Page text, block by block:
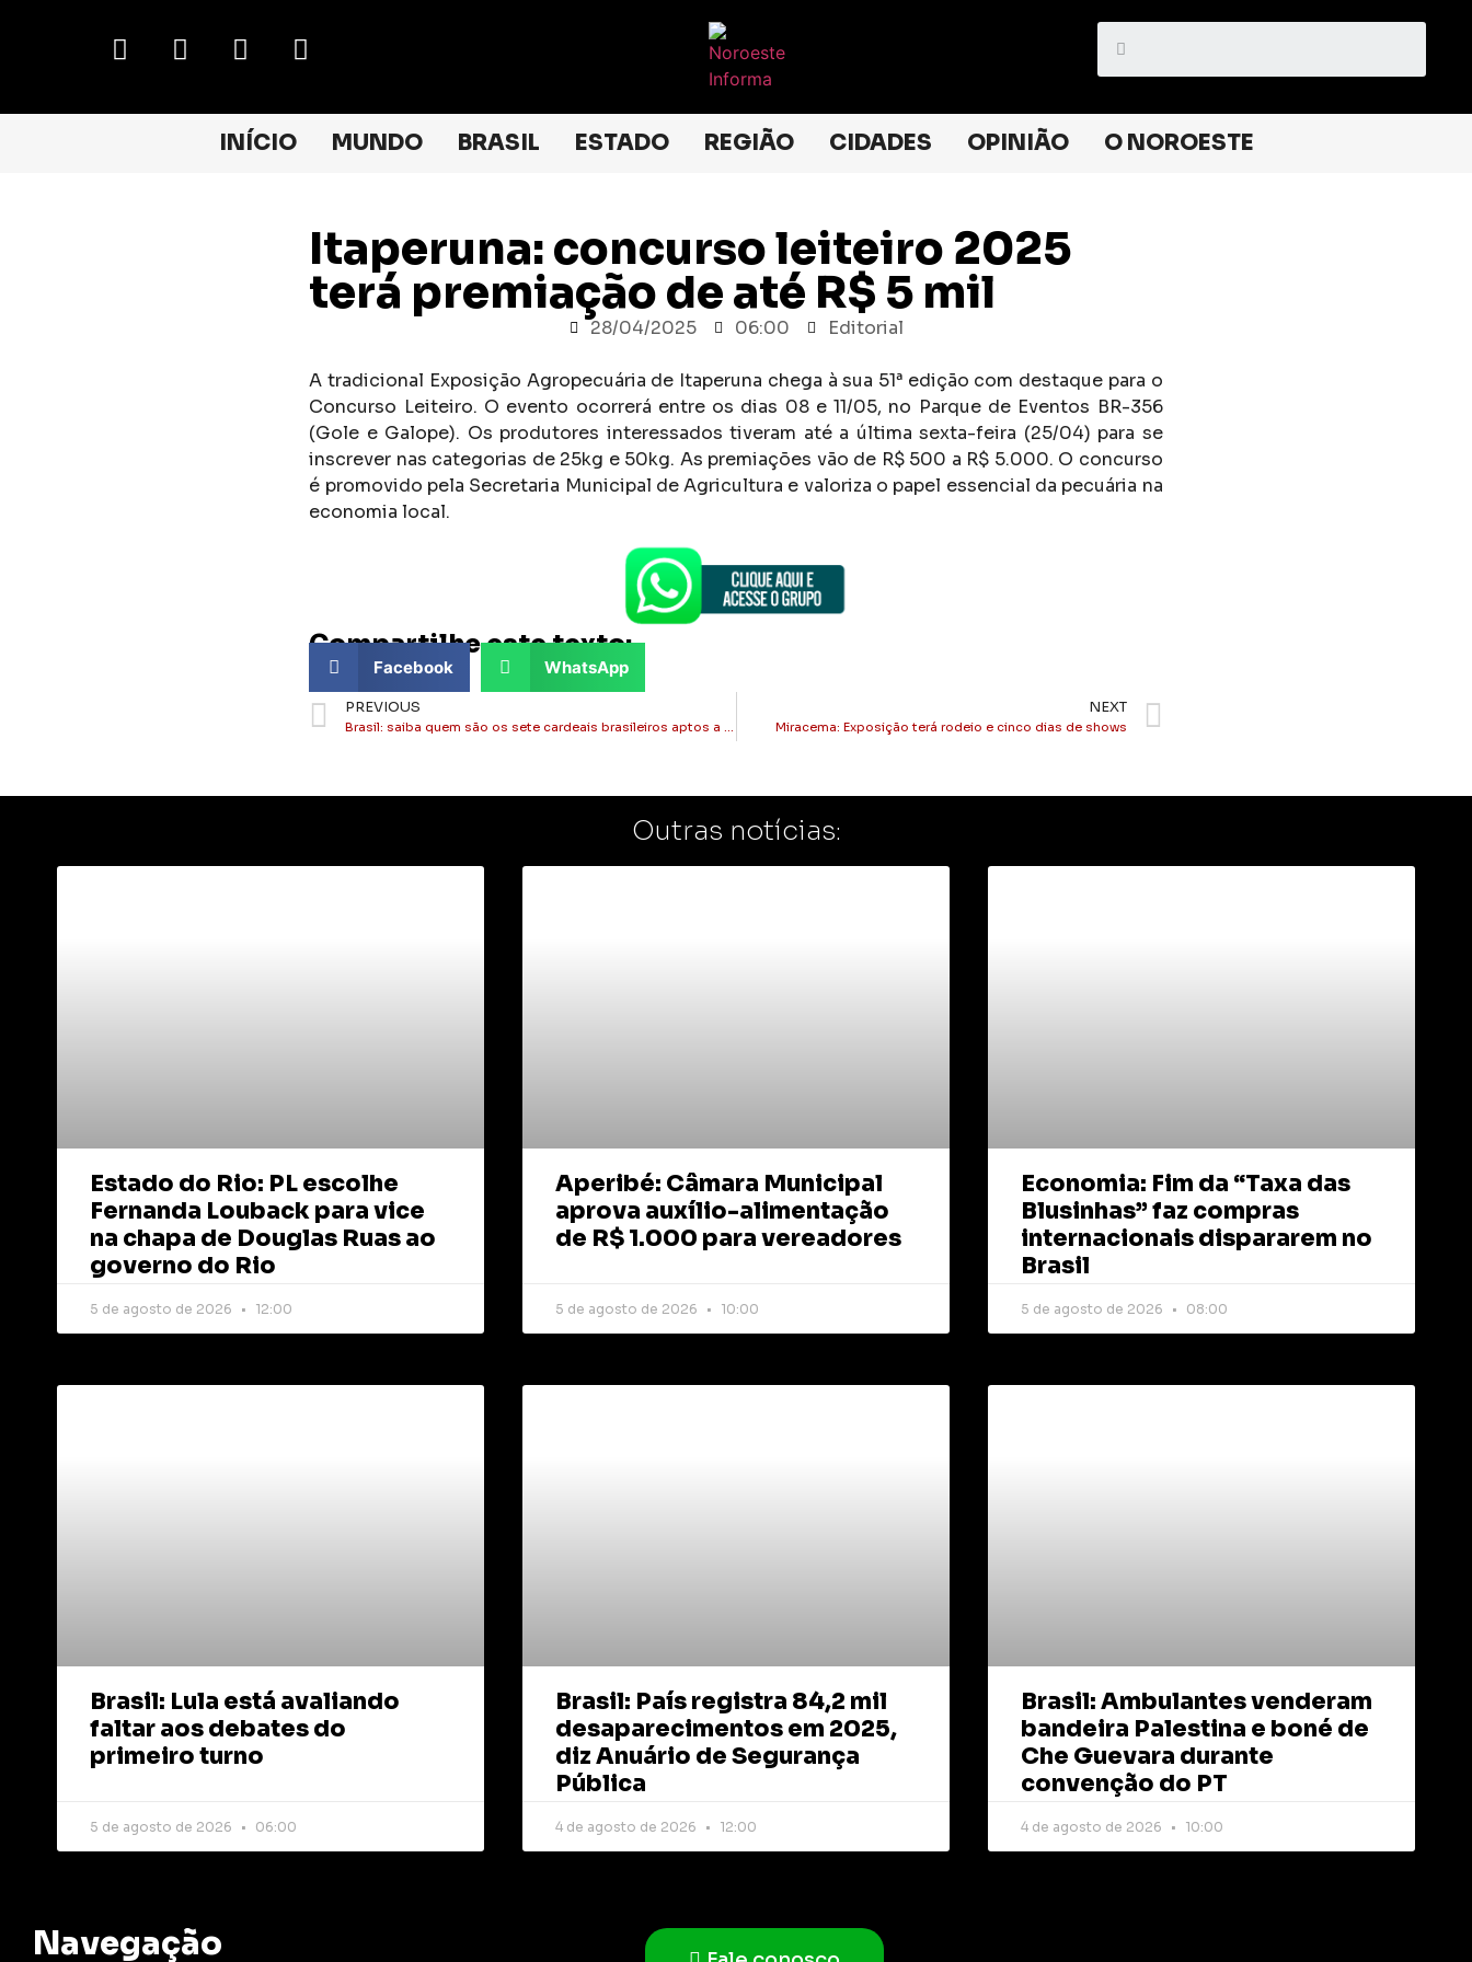
INÍCIO MUNDO BRASIL ESTADO REGIÃO CIDADES OPINIÃO O NOROESTE
Itaperuna: concurso leiteiro 2025
terá premiação de até R$ 5 mil
28/04/2025 06:00 Editorial
A tradicional Exposição Agropecuária de Itaperuna chega à sua 51ª edição com destaque para o
Concurso Leiteiro. O evento ocorrerá entre os dias 08 e 11/05, no Parque de Eventos BR-356
(Gole e Galope). Os produtores interessados tiveram até a última sexta-feira (25/04) para se
inscrever nas categorias de 25kg e 50kg. As premiações vão de R$ 500 a R$ 5.000. O concurso
é promovido pela Secretaria Municipal de Agricultura e valoriza o papel essencial da pecuária na
economia local.
Compartilhe este texto:
Facebook WhatsApp
PREVIOUS
Brasil: saiba quem são os sete cardeais brasileiros aptos a eleger o novo papa
NEXT
Miracema: Exposição terá rodeio e cinco dias de shows
Outras notícias:
Estado do Rio: PL escolhe
Fernanda Louback para vice
na chapa de Douglas Ruas ao
governo do Rio
5 de agosto de 2026 12:00
Aperibé: Câmara Municipal
aprova auxílio-alimentação
de R$ 1.000 para vereadores
5 de agosto de 2026 10:00
Economia: Fim da “Taxa das
Blusinhas” faz compras
internacionais dispararem no
Brasil
5 de agosto de 2026 08:00
Brasil: Lula está avaliando
faltar aos debates do
primeiro turno
5 de agosto de 2026 06:00
Brasil: País registra 84,2 mil
desaparecimentos em 2025,
diz Anuário de Segurança
Pública
4 de agosto de 2026 12:00
Brasil: Ambulantes venderam
bandeira Palestina e boné de
Che Guevara durante
convenção do PT
4 de agosto de 2026 10:00
Navegação